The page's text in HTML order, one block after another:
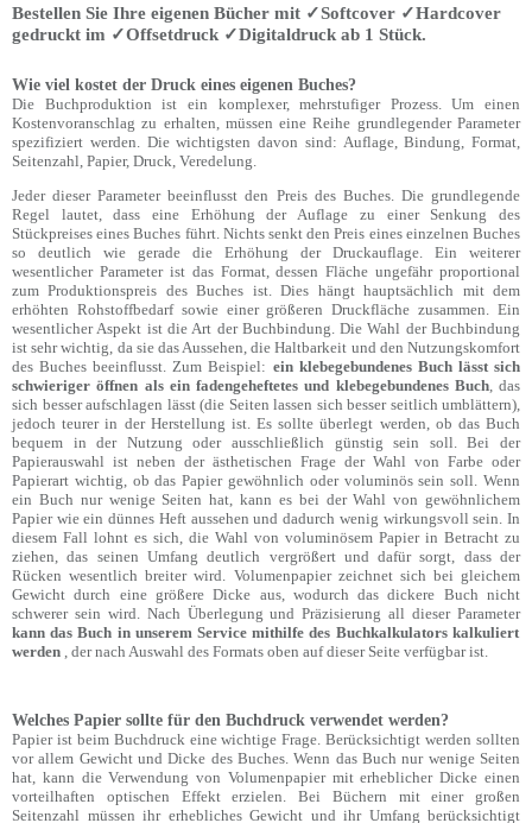
Bestellen Sie Ihre eigenen Bücher mit ✓Softcover ✓Hardcover
gedruckt im ✓Offsetdruck ✓Digitaldruck ab 1 Stück.
Wie viel kostet der Druck eines eigenen Buches?
Die Buchproduktion ist ein komplexer, mehrstufiger Prozess. Um einen
Kostenvoranschlag zu erhalten, müssen eine Reihe grundlegender Parameter
spezifiziert werden. Die wichtigsten davon sind: Auflage, Bindung, Format,
Seitenzahl, Papier, Druck, Veredelung.
Jeder dieser Parameter beeinflusst den Preis des Buches. Die grundlegende
Regel lautet, dass eine Erhöhung der Auflage zu einer Senkung des
Stückpreises eines Buches führt. Nichts senkt den Preis eines einzelnen Buches
so deutlich wie gerade die Erhöhung der Druckauflage. Ein weiterer
wesentlicher Parameter ist das Format, dessen Fläche ungefähr proportional
zum Produktionspreis des Buches ist. Dies hängt hauptsächlich mit dem
erhöhten Rohstoffbedarf sowie einer größeren Druckfläche zusammen. Ein
wesentlicher Aspekt ist die Art der Buchbindung. Die Wahl der Buchbindung
ist sehr wichtig, da sie das Aussehen, die Haltbarkeit und den Nutzungskomfort
des Buches beeinflusst. Zum Beispiel: ein klebegebundenes Buch lässt sich
schwieriger öffnen als ein fadengeheftetes und klebegebundenes Buch, das
sich besser aufschlagen lässt (die Seiten lassen sich besser seitlich umblättern),
jedoch teurer in der Herstellung ist. Es sollte überlegt werden, ob das Buch
bequem in der Nutzung oder ausschließlich günstig sein soll. Bei der
Papierauswahl ist neben der ästhetischen Frage der Wahl von Farbe oder
Papierart wichtig, ob das Papier gewöhnlich oder voluminös sein soll. Wenn
ein Buch nur wenige Seiten hat, kann es bei der Wahl von gewöhnlichem
Papier wie ein dünnes Heft aussehen und dadurch wenig wirkungsvoll sein. In
diesem Fall lohnt es sich, die Wahl von voluminösem Papier in Betracht zu
ziehen, das seinen Umfang deutlich vergrößert und dafür sorgt, dass der
Rücken wesentlich breiter wird. Volumenpapier zeichnet sich bei gleichem
Gewicht durch eine größere Dicke aus, wodurch das dickere Buch nicht
schwerer sein wird. Nach Überlegung und Präzisierung all dieser Parameter
kann das Buch in unserem Service mithilfe des Buchkalkulators kalkuliert
werden , der nach Auswahl des Formats oben auf dieser Seite verfügbar ist.
Welches Papier sollte für den Buchdruck verwendet werden?
Papier ist beim Buchdruck eine wichtige Frage. Berücksichtigt werden sollten
vor allem Gewicht und Dicke des Buches. Wenn das Buch nur wenige Seiten
hat, kann die Verwendung von Volumenpapier mit erheblicher Dicke einen
vorteilhaften optischen Effekt erzielen. Bei Büchern mit einer großen
Seitenzahl müssen ihr erhebliches Gewicht und ihr Umfang berücksichtigt